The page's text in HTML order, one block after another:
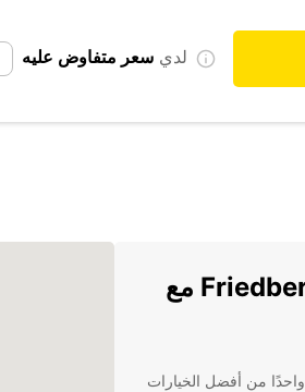
لدي سعر متفاوض عليه
تأجير السيارات في Friedberg مع
يعتبر تأجير السيارات من Europcar واحدًا من أفضل الخيارات